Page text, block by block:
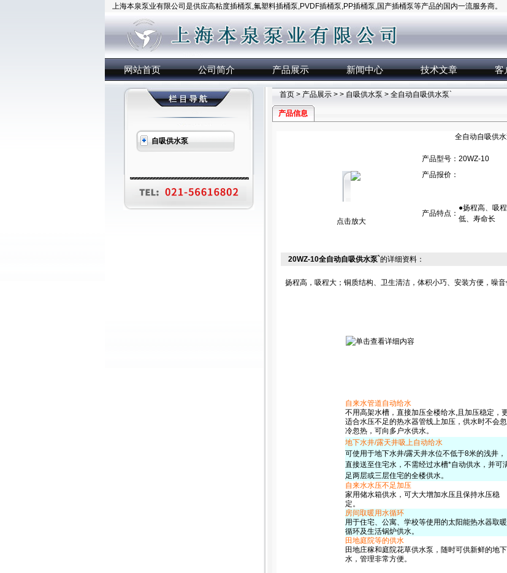
上海本泉泵业有限公司是供应高粘度插桶泵,氟塑料插桶泵,PVDF插桶泵,PP插桶泵,国产插桶泵等产品的国内一流服务商。
网站首页 公司简介 产品展示 新闻中心 技术文章 客
自吸供水泵
首页> 产品展示> > 自吸供水泵 > 全自动自吸供水泵`
产品信息
全自动自吸供
点击放大
产品型号： 20WZ-10
产品报价：
产品特点：
●扬程高、吸
低、寿命长
20WZ-10全自动自吸供水泵`的详细资料：
扬程高，吸程大；铜质结构、卫生清洁，体积小巧、安装方便，噪音
自来水管道自动给水
不用高架水槽，直接加压全楼给水,且加压稳定，
适合水压不足的热水器管线上加压，供水时不会忽
冷忽热，可向多户水供水。
地下水井/露天井吸上自动给水
可使用于地下水井/露天井水位不低于8米的浅井，
直接送至住宅水，不需经过水槽*自动供水，并可
足两层或三层住宅的全楼供水。
自来水水压不足加压
家用储水箱供水，可大大增加水压且保持水压稳
定。
房间取暖用水循环
用于住宅、公寓、学校等使用的太阳能热水器取暖
循环及生活锅炉供水。
田地庭院等的供水
田地庄稼和庭院花草供水泵，随时可供新鲜的地下
水，管理非常方便。